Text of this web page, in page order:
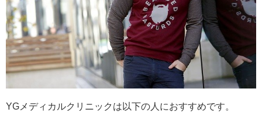
YGメディカルクリニックは以下の人におすすめです。